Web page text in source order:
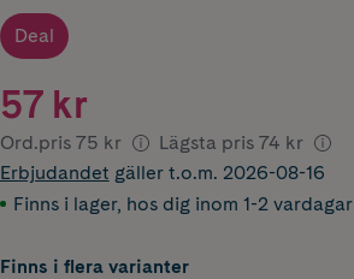
Deal
57 kr
Ord.pris 75 kr Lägsta pris 74 kr
Erbjudandet gäller t.o.m. 2026-08-16
Finns i lager, hos dig inom 1-2 vardagar
Finns i flera varianter